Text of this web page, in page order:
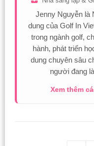
Jenny Nguyễn là
dung của Golf In
trong ngành golf,
hành, phát triển
dung chuyên sâu
người đang
Xem thêm